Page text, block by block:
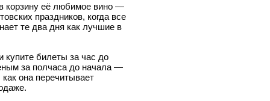
корзину её любимое вино —
праздников, когда все
те два дня как лучшие в
купите билеты за час до
за полчаса до начала —
она перечитывает